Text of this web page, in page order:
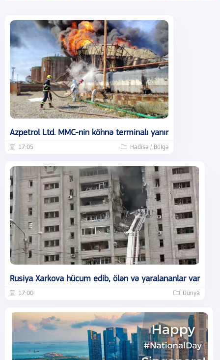
Azpetrol Ltd. MMC-nin köhnə terminalı yanır
17:05 Hadisə / Bölgə
Rusiya Xarkova hücum edib, ölən və yaralananlar var
17:00 Dünya